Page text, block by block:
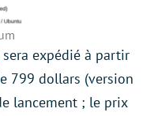
sera expédié à partir
799 dollars (version
lancement ; le prix